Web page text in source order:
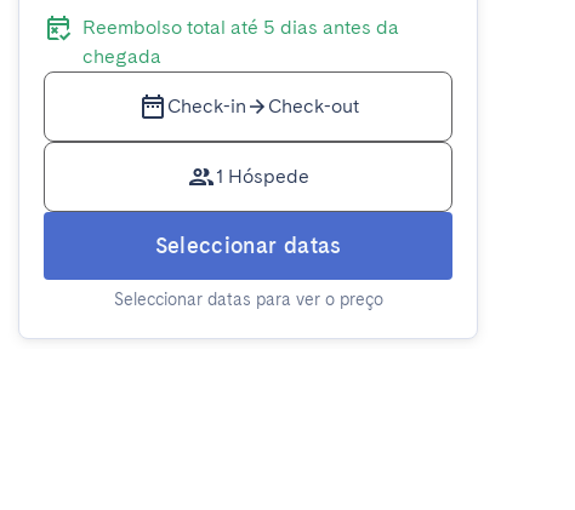
Reembolso total até 5 dias antes da
chegada
Check-in Check-out
1 Hóspede
Seleccionar datas
Seleccionar datas para ver o preço